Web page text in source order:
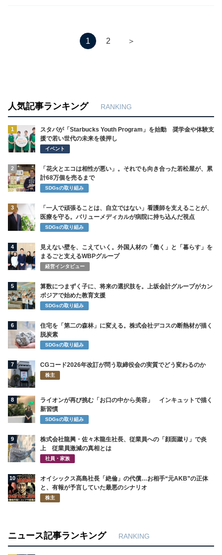
1 2 ＞
人気記事ランキング RANKING
1
スタバが「Starbucks Youth Program」を始動 奨学金や体験支
援で若い世代の未来を後押し
イベント
2
「花火とエコは相性が悪い」。それでも向き合った若松屋が、累
計68万個を売るまで
SDGsの取り組み
3
「一人で頑張ることは、自立ではない」看護師を支えることが、
医療を守る。バリューメディカルが病院に持ち込んだ視点
SDGsの取り組み
4
見えない壁を、こえていく。外国人材の「働く」と「暮らす」を
まるごと支えるWBPグループ
経営インタビュー
5
算数につまずく子に、将来の選択肢を。上坂会計グループがカン
ボジアで始めた教育支援
SDGsの取り組み
6
住宅を「第二の森林」に変える。株式会社デコスの断熱材が描く
脱炭素
SDGsの取り組み
7 CGコード2026年改訂が問う取締役会の実質でどう変わるのか
株主
8
ライオンが再び挑む「お口の中から美容」 インキュットで描く
新習慣
SDGsの取り組み
9
株式会社龍興・佐々木龍生社長、従業員への「顔面蹴り」で炎
上 従業員激減の真相とは
社員・家族
10
オイシックス髙島社長「絶倫」の代償…お相手“元AKB”の正体
と、有報が予言していた最悪のシナリオ
株主
ニュース記事ランキング RANKING